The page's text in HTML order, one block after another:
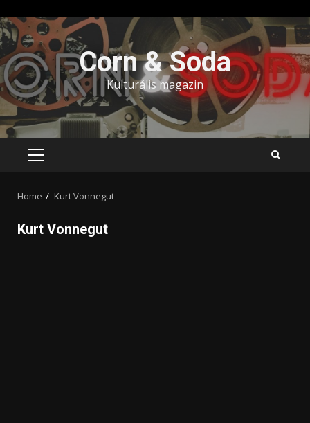
Skip
to
content
Corn & Soda
Kulturális magazin
PRIMARY
Home Kurt Vonnegut
Kurt Vonnegut